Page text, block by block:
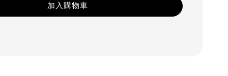
加入購物車